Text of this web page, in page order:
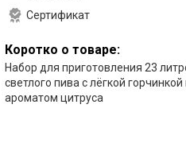
Сертификат
Коротко о товаре:
Набор для приготовления 23
светлого пива с лёгкой горчинкой
ароматом цитруса